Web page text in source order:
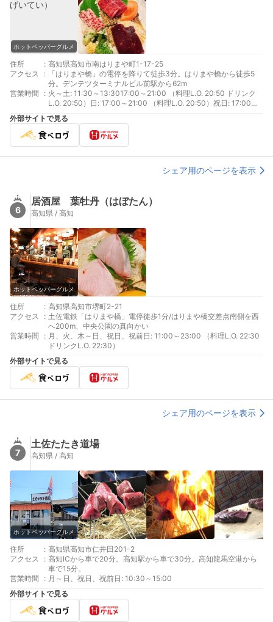
ホットペッパーグルメ
住所 : 高知県高知市南はりまや町1-17-25
アクセス
:
「はりまや橋」の電停を降りて徒歩3分。はりまや橋から徒歩5
分。デンテツターミナルビル前駅から62m
営業時間
: 火～土: 11:30～13:3017:00～21:00 （料理L.O. 20:50 ドリンク
L.O. 20:50）日: 17:00～21:00 （料理L.O. 20:50）祝日: 17:00～
21:00 （料理L.O. 20:50 ドリンクL.O. 20:50）
外部サイトで見る
シェア用のページを表示
6
居酒屋 葉牡丹（はぼたん）
高知県 / 高知
ホットペッパーグルメ
住所 : 高知県高知市堺町2-21
アクセス
: 土佐電鉄「はりまや橋」電停徒歩1分/はりまや橋交差点南側を西
へ200m、中央公園の真向かい
営業時間
: 月、火、木～日、祝日、祝前日: 11:00～23:00 （料理L.O. 22:30
ドリンクL.O. 22:30）
外部サイトで見る
シェア用のページを表示
7
土佐たたき道場
高知県 / 高知
ホットペッパーグルメ
住所 : 高知県高知市仁井田201-2
アクセス
: 高知ICから車で20分。高知駅から車で30分。高知龍馬空港から
車で15分。
営業時間
: 月～日、祝日、祝前日: 10:30～15:00
外部サイトで見る